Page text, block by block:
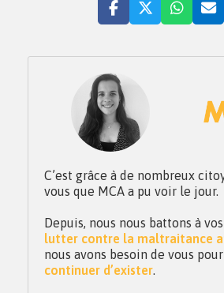
C’est grâce à de nombreux
vous que MCA a pu voir le jour.
Depuis, nous nous battons à
lutter contre la maltraitance
nous avons besoin de vous
continuer d’exister.